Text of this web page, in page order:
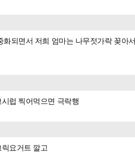
되면서 저희 엄마는 나무젓가락 꽂아
럽 찍어먹으면 극락행
요거트 깔고